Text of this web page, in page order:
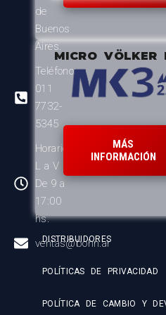
de
Buenos
Aires.
Teléfono:
011
7732-
5345
Horario:
L a V
De 9 a
17:00
hs.
ventas@bohn.ar
MICRO VÖLKER
MÁS
INFORMACIÓN
DISTRIBUIDORES
POLÍTICAS DE PRIVACIDAD
POLÍTICA DE CAMBIO Y